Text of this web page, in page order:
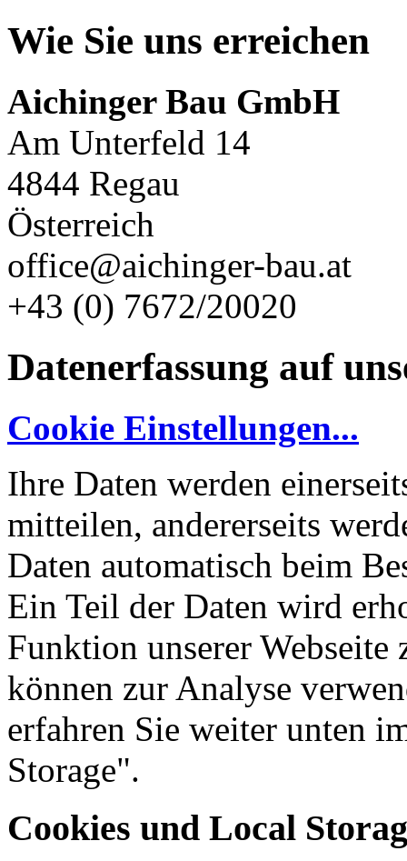
Wie Sie uns erreichen
Aichinger Bau GmbH
Am Unterfeld 14
4844 Regau
Österreich
office@aichinger-bau.at
+43 (0) 7672/20020
Datenerfassung auf
Cookie Einstellungen...
Ihre Daten werden
mitteilen, andererseits
Daten automatisch beim
Ein Teil der Daten wird
Funktion unserer Webseite
können zur Analyse
erfahren Sie weiter unten
Storage".
Cookies und Local